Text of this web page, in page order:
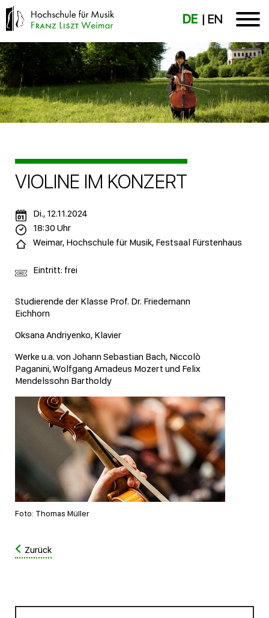
DE EN
VIOLINE IM KONZERT
Studierende der Klasse Prof. Dr. Friedemann
Eichhorn
Oksana Andriyenko, Klavier
Werke u.a. von Johann Sebastian Bach, Niccolò
Paganini, Wolfgang Amadeus Mozert und Felix
Mendelssohn Bartholdy
Foto: Thomas Müller
Di., 12.11.2024
18:30 Uhr
Weimar, Hochschule für Musik, Festsaal Fürstenhaus
Eintritt: frei
Zurück